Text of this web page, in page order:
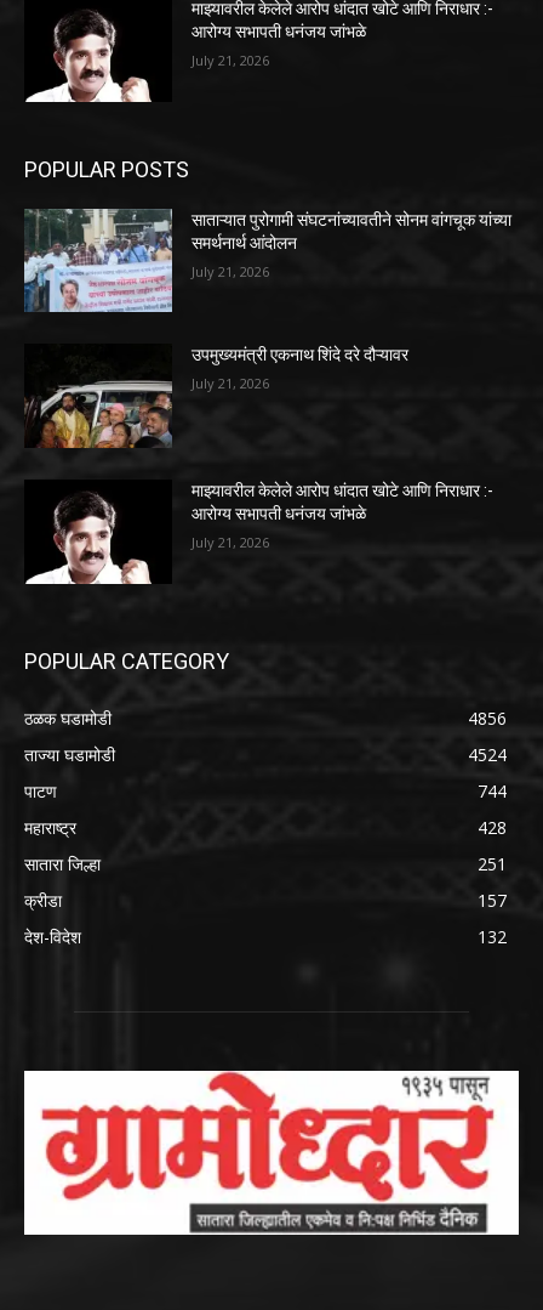
माझ्यावरील केलेले आरोप धांदात खोटे आणि निराधार :-
आरोग्य सभापती धनंजय जांभळे
July 21, 2026
POPULAR POSTS
साताऱ्यात पुरोगामी संघटनांच्यावतीने सोनम वांगचूक यांच्या
समर्थनार्थ आंदोलन
July 21, 2026
उपमुख्यमंत्री एकनाथ शिंदे दरे दौऱ्यावर
July 21, 2026
माझ्यावरील केलेले आरोप धांदात खोटे आणि निराधार :-
आरोग्य सभापती धनंजय जांभळे
July 21, 2026
POPULAR CATEGORY
ठळक घडामोडी
4856
ताज्या घडामोडी
4524
पाटण
744
महाराष्ट्र
428
सातारा जिल्हा
251
क्रीडा
157
देश-विदेश
132